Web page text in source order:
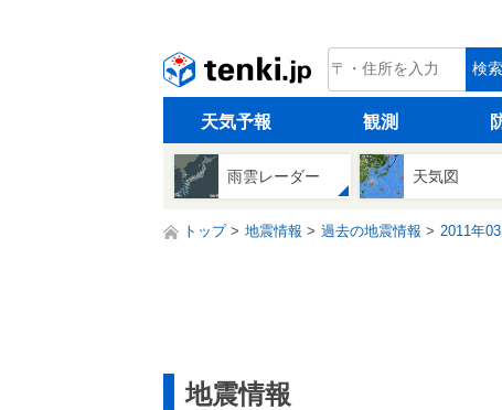
tenki.jp 検索
天気予報 観測
雨雲レーダー 天気図
トップ 地震情報 過去の地震情報 2011年
地震情報